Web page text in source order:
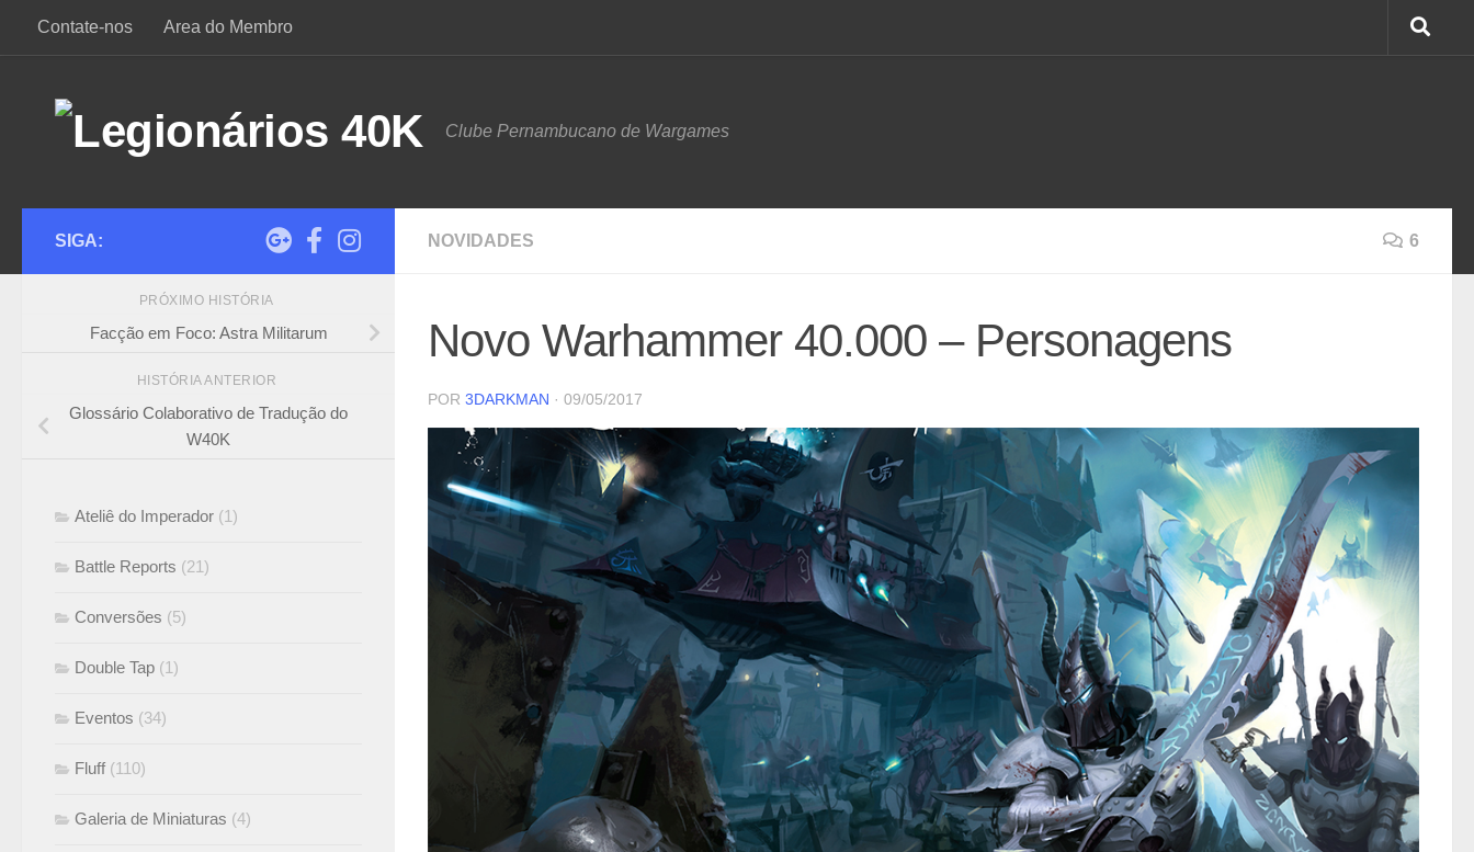
Skip to content
Contate-nos Area do Membro
Clube Pernambucano de Wargames
NOVIDADES 6
Novo Warhammer 40.000 – Personagens
POR 3DARKMAN · 09/05/2017
SIGA:
PRÓXIMO HISTÓRIA
Facção em Foco: Astra Militarum
HISTÓRIA ANTERIOR
Glossário Colaborativo de Tradução do
W40K
Ateliê do Imperador (1)
Battle Reports (21)
Conversões (5)
Double Tap (1)
Eventos (34)
Fluff (110)
Galeria de Miniaturas (4)